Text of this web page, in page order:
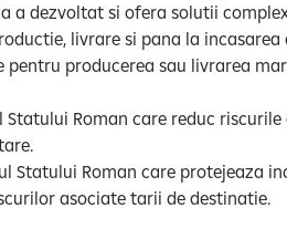
a dezvoltat si ofera solutii
livrare si pana la
pentru producerea sau livrarea
Statului Roman care reduc
Statului Roman care
asociate tarii de destinatie.